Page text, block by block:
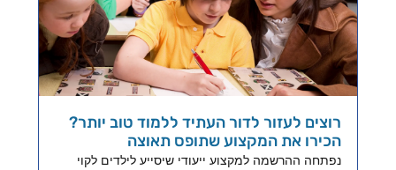
רוצים לעזור לדור העתיד ללמוד טוב יותר?
הכירו את המקצוע שתופס תאוצה
נפתחה ההרשמה למקצוע ייעודי שיסייע לילדים לקוי